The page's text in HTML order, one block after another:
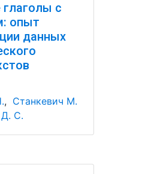
с
опыт
данных
, Станкевич М.
С.